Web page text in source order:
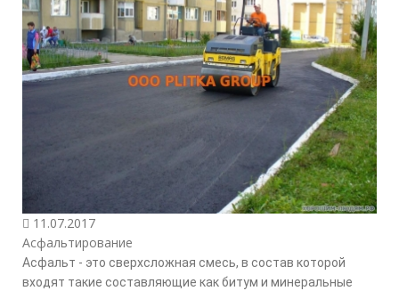
11.07.2017
Асфальтирование
Асфальт - это сверхсложная смесь, в состав которой
входят такие составляющие как битум и минеральные